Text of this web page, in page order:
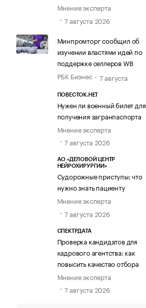
Мнение эксперта
7 августа 2026
Минпромторг сообщил об
изучении властями идей по
поддержке селлеров WB
РБК Бизнес
7 августа
ПОВЕСТОК.НЕТ
Нужен ли военный билет для
получения загранпаспорта
Мнение эксперта
7 августа 2026
АО «ДЕЛОВОЙ ЦЕНТР
НЕЙРОХИРУРГИИ»
Судорожные приступы: что
нужно знать пациенту
Мнение эксперта
7 августа 2026
СПЕКТРДАТА
Проверка кандидатов для
кадрового агентства: как
повысить качество отбора
Мнение эксперта
7 августа 2026